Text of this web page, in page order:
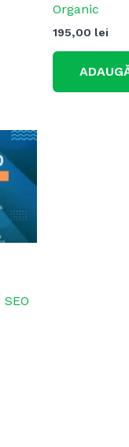
Organic
195,00 lei